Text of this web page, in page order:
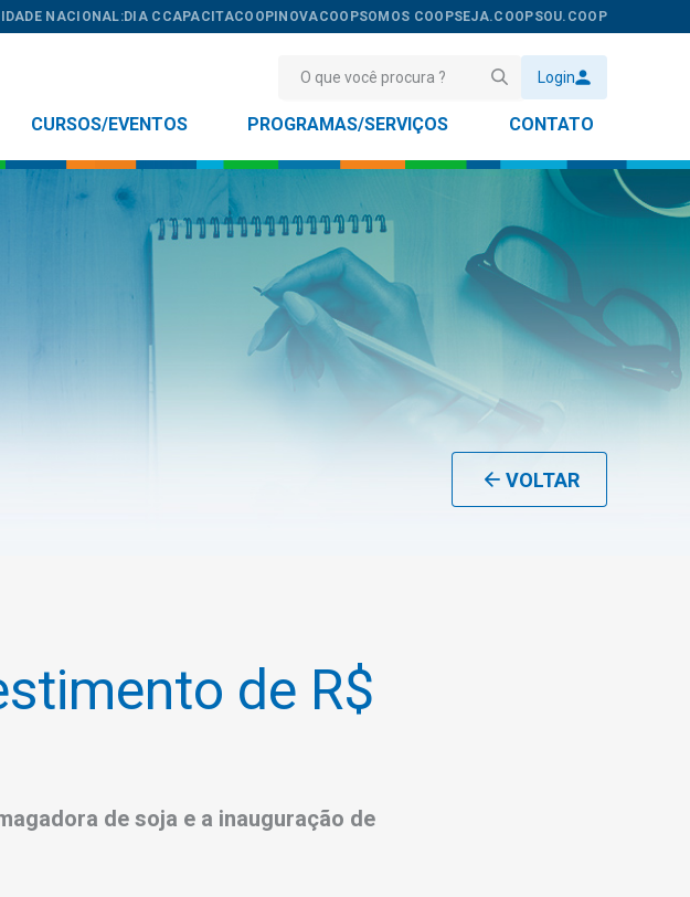
NACIONAL:DIA C CAPACITACOOPINOVACOOPSOMOS COOPSEJA.COOPSOU.COOP
Login
CURSOS/EVENTOS PROGRAMAS/SERVIÇOS CONTATO
VOLTAR
de R$
de soja e a inauguração de